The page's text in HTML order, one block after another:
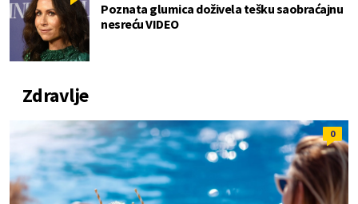
Poznata glumica doživela tešku saobraćajnu
nesreću VIDEO
Zdravlje
0